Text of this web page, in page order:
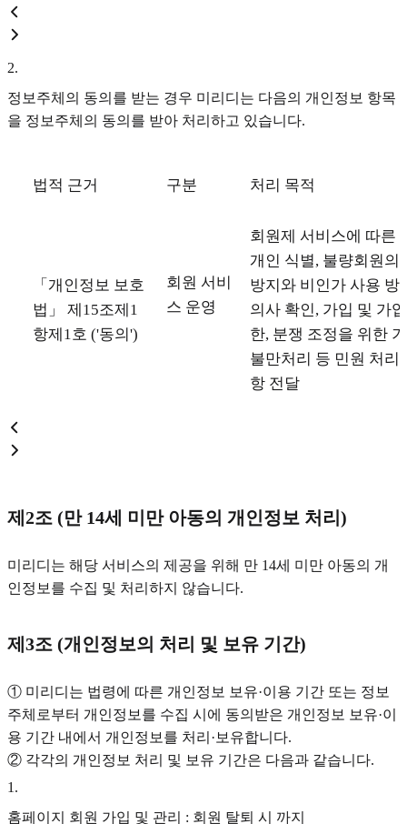
2.
정보주체의 동의를 받는 경우 미리디는 다음의 개인정보 항목
을 정보주체의 동의를 받아 처리하고 있습니다.
법적 근거 구분 처리 목적
「개인정보 보호
법」 제15조제1
항제1호 ('동의')
회원 서비
스 운영
회원제 서비스에 따른
개인 식별, 불량회원의
방지와 비인가 사용 방
의사 확인, 가입 및 가
한, 분쟁 조정을 위한
불만처리 등 민원 처리
항 전달
제2조 (만 14세 미만 아동의 개인정보 처리)
미리디는 해당 서비스의 제공을 위해 만 14세 미만 아동의 개
인정보를 수집 및 처리하지 않습니다.
제3조 (개인정보의 처리 및 보유 기간)
① 미리디는 법령에 따른 개인정보 보유·이용 기간 또는 정보
주체로부터 개인정보를 수집 시에 동의받은 개인정보 보유·이
용 기간 내에서 개인정보를 처리·보유합니다.
② 각각의 개인정보 처리 및 보유 기간은 다음과 같습니다.
1.
홈페이지 회원 가입 및 관리 : 회원 탈퇴 시 까지